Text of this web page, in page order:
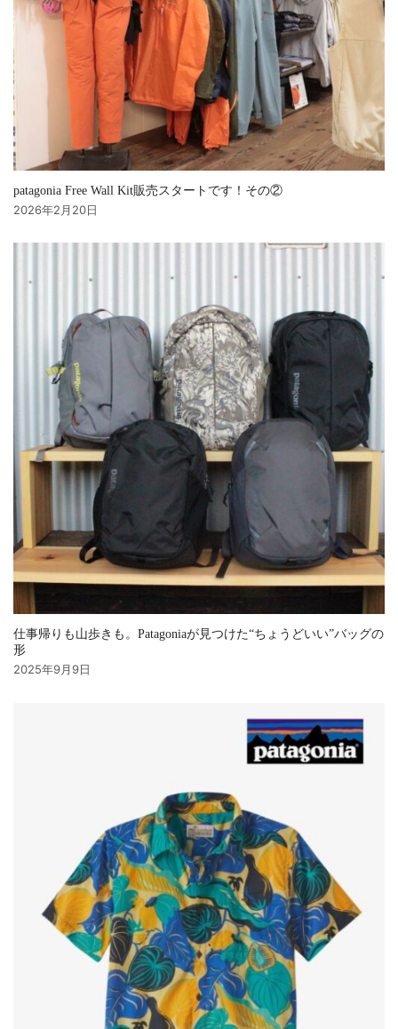
patagonia Free Wall Kit販売スタートです！その②
2026年2月20日
仕事帰りも山歩きも。Patagoniaが見つけた“ちょうどいい”バッグの
形
2025年9月9日